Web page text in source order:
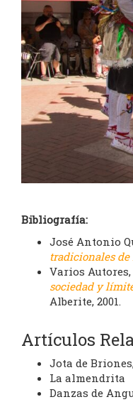
Bibliografía:
José Antonio
tradicionales de
Varios Autores,
sociedad y
Alberite, 2001.
Artículos
Jota de
La almendrita
Danzas de